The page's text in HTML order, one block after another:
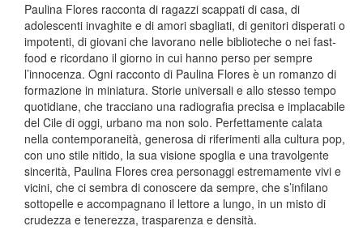
Paulina Flores racconta di ragazzi scappati di casa, di
adolescenti invaghite e di amori sbagliati, di genitori disperati o
impotenti, di giovani che lavorano nelle biblioteche o nei fast-
food e ricordano il giorno in cui hanno perso per sempre
l’innocenza. Ogni racconto di Paulina Flores è un romanzo di
formazione in miniatura. Storie universali e allo stesso tempo
quotidiane, che tracciano una radiografia precisa e implacabile
del Cile di oggi, urbano ma non solo. Perfettamente calata
nella contemporaneità, generosa di riferimenti alla cultura pop,
con uno stile nitido, la sua visione spoglia e una travolgente
sincerità, Paulina Flores crea personaggi estremamente vivi e
vicini, che ci sembra di conoscere da sempre, che s’infilano
sottopelle e accompagnano il lettore a lungo, in un misto di
crudezza e tenerezza, trasparenza e densità.